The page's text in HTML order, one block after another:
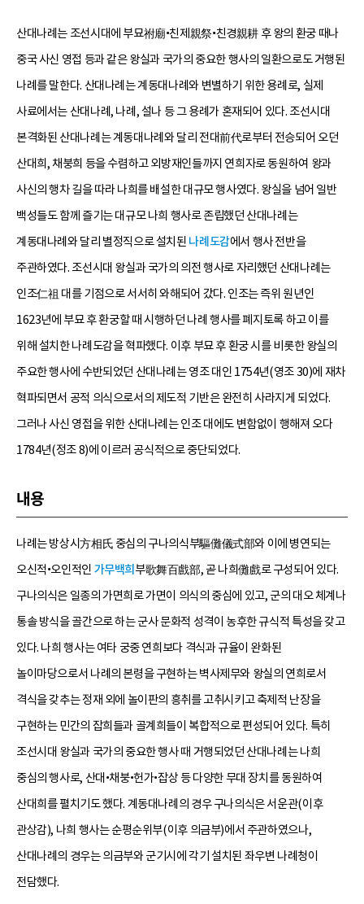
산대나례는 조선시대에 부묘祔廟•친제親祭•친경親耕 후 왕의 환궁 때나
중국 사신 영접 등과 같은 왕실과 국가의 중요한 행사의 일환으로도 거행된
나례를 말한다. 산대나례는 계동대나례와 변별하기 위한 용례로, 실제
사료에서는 산대나례, 나례, 설나 등 그 용례가 혼재되어 있다. 조선시대
본격화된 산대나례는 계동대나례와 달리 전대前代로부터 전승되어 오던
산대희, 채붕희 등을 수렴하고 외방재인들까지 연희자로 동원하여 왕과
사신의 행차 길을 따라 나희를 배설한 대규모 행사였다. 왕실을 넘어 일반
백성들도 함께 즐기는 대규모 나희 행사로 존립했던 산대나례는
계동대나례와 달리 별정직으로 설치된 나례도감에서 행사 전반을
주관하였다. 조선시대 왕실과 국가의 의전 행사로 자리했던 산대나례는
인조仁祖 대를 기점으로 서서히 와해되어 갔다. 인조는 즉위 원년인
1623년에 부묘 후 환궁할 때 시행하던 나례 행사를 폐지토록 하고 이를
위해 설치한 나례도감을 혁파했다. 이후 부묘 후 환궁 시를 비롯한 왕실의
주요한 행사에 수반되었던 산대나례는 영조 대인 1754년(영조 30)에 재차
혁파되면서 공적 의식으로서의 제도적 기반은 완전히 사라지게 되었다.
그러나 사신 영접을 위한 산대나례는 인조 대에도 변함없이 행해져 오다
1784년(정조 8)에 이르러 공식적으로 중단되었다.
내용
나례는 방상시方相氏 중심의 구나의식부驅儺儀式部와 이에 병연되는
오신적•오인적인 가무백희 부歌舞百戲部, 곧 나희儺戲로 구성되어 있다.
구나의식은 일종의 가면희로 가면이 의식의 중심에 있고, 군의 대오 체계나
통솔 방식을 골간으로 하는 군사 문화적 성격이 농후한 규식적 특성을 갖고
있다. 나희 행사는 여타 궁중 연희보다 격식과 규율이 완화된
놀이마당으로서 나례의 본령을 구현하는 벽사제무와 왕실의 연희로서
격식을 갖추는 정재 외에 놀이판의 흥취를 고취시키고 축제적 난장을
구현하는 민간의 잡희들과 골계희들이 복합적으로 편성되어 있다. 특히
조선시대 왕실과 국가의 중요한 행사 때 거행되었던 산대나례는 나희
중심의 행사로, 산대•채붕•헌가•잡상 등 다양한 무대 장치를 동원하여
산대희를 펼치기도 했다. 계동대나례의 경우 구나의식은 서운관(이후
관상감), 나희 행사는 순평순위부(이후 의금부)에서 주관하였으나,
산대나례의 경우는 의금부와 군기시에 각기 설치된 좌우변 나례청이
전담했다.